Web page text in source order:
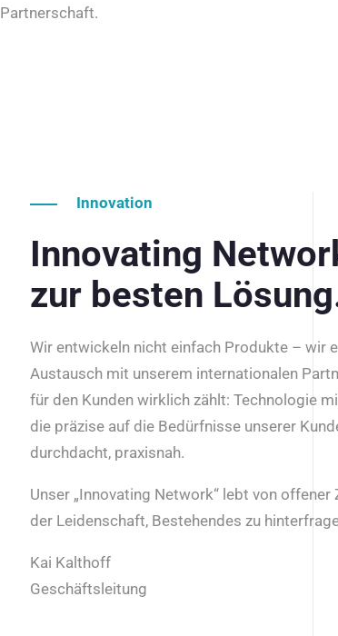
Partnerschaft.
Innovation
Innovating
zur besten
Wir entwickeln nicht einfach Produkte – wir
Austausch mit unserem internationalen
für den Kunden wirklich zählt: Technologie
die präzise auf die Bedürfnisse unserer
durchdacht, praxisnah.
Unser „Innovating Network“ lebt von
der Leidenschaft, Bestehendes zu
Kai Kalthoff
Geschäftsleitung